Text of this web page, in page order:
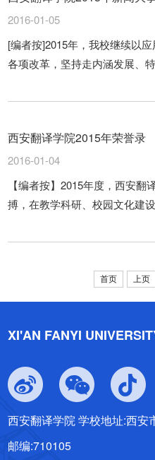
2016-01-05
[编者按]2015年，我校继续以
各项改革，坚持走内涵发展、
上，顺势而为，圆满完成丁晶
西安翻译学院2015年荣誉录
2016-01-04
【编者按】2015年度，西安
搏，在教学科研、校园文化建
首页 上页
XI'AN FANYI
西安翻译学院 学校地址:西
邮编:710105